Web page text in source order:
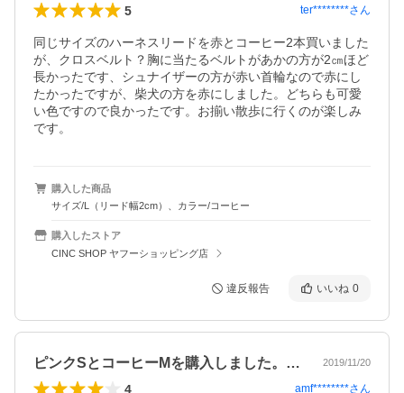
5 ter********さん
同じサイズのハーネスリードを赤とコーヒー2本買いました
が、クロスベルト？胸に当たるベルトがあかの方が2㎝ほど
長かったです、シュナイザーの方が赤い首輪なので赤にし
たかったですが、柴犬の方を赤にしました。どちらも可愛
い色ですので良かったです。お揃い散歩に行くのが楽しみ
です。
購入した商品
サイズ/L（リード幅2cm）、カラー/コーヒー
購入したストア
CINC SHOP ヤフーショッピング店
違反報告 いいね 0
ピンクSとコーヒーMを購入しました。チ… 2019/11/20
4 amf********さん